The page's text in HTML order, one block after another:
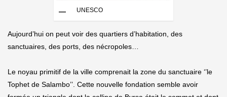
UNESCO
Aujourd’hui on peut voir des quartiers d’habitation, des
sanctuaires, des ports, des nécropoles…
Le noyau primitif de la ville comprenait la zone du sanctuaire ‘’le
Tophet de Salambo’’. Cette nouvelle fondation semble avoir